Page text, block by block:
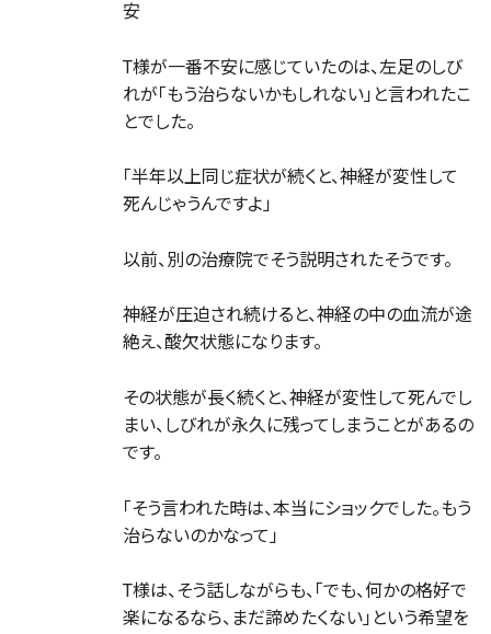
安
T様が一番不安に感じていたのは、左足のしび
れが「もう治らないかもしれない」と言われたこ
とでした。
「半年以上同じ症状が続くと、神経が変性して
死んじゃうんですよ」
以前、別の治療院でそう説明されたそうです。
神経が圧迫され続けると、神経の中の血流が途
絶え、酸欠状態になります。
その状態が長く続くと、神経が変性して死んでし
まい、しびれが永久に残ってしまうことがあるの
です。
「そう言われた時は、本当にショックでした。もう
治らないのかなって」
T様は、そう話しながらも、「でも、何かの格好で
楽になるなら、まだ諦めたくない」という希望を